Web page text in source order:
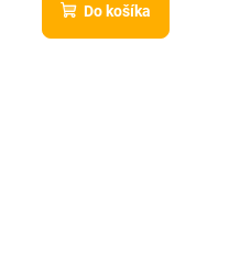
Do košíka